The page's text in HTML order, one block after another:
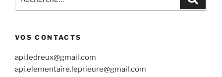
pour
VOS CONTACTS
api.ledreux@gmail.com
api.elementaire.leprieure@gmail.com